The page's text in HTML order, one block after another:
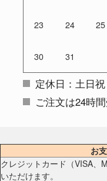
23 24 25
30 31
定休日：土日祝
ご注文は24時
お
クレジットカード（VISA、
いただけます。